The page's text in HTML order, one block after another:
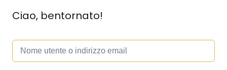
Ciao, bentornato!